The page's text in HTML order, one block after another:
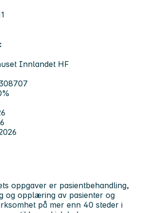
Innlandet HF
oppgaver er pasientbehandling,
og opplæring av pasienter og
på mer enn 40 steder i